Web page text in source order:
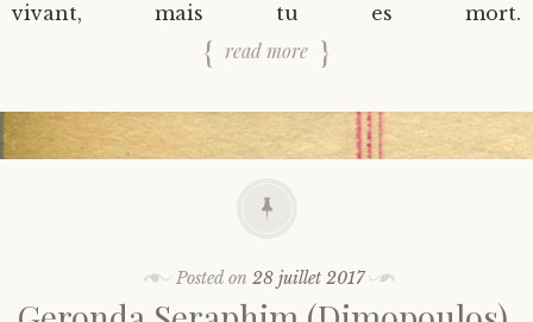
vivant, mais tu es mort.
read more
Posted on28 juillet 2017